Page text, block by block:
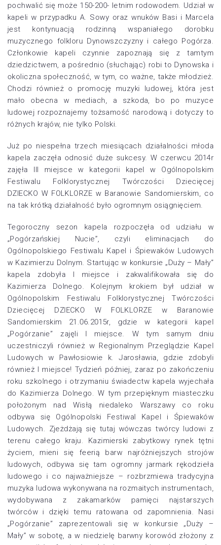
pochwalić się może 150-200- letnim rodowodem. Udział w
kapeli w przypadku A. Sowy oraz wnuków Basi i Marcela
jest kontynuacją rodzinną wspaniałego dorobku
muzycznego folkloru Dynowszczyzny i całego Pogórza.
Członkowie kapeli czynnie zapoznają się z tamtym
dziedzictwem, a pośrednio (słuchając) robi to Dynowska i
okoliczna społeczność, w tym, co ważne, także młodzież.
Chodzi również o promocję muzyki ludowej, która jest
mało obecna w mediach, a szkoda, bo po muzyce
ludowej rozpoznajemy tożsamość narodową i dotyczy to
różnych krajów, nie tylko Polski.
Już po niespełna trzech miesiącach działalności młoda
kapela zaczęła odnosić duże sukcesy. W czerwcu 2014r
zajęła III miejsce w kategorii kapel w Ogólnopolskim
Festiwalu Folklorystycznej Twórczości Dziecięcej
DZIECKO W FOLKLORZE w Baranowie Sandomierskim, co
na tak krótką działalność było ogromnym osiągnięciem.
Tegoroczny sezon kapela rozpoczęła od udziału w
„Pogórzańskiej Nucie”, czyli eliminacjach do
Ogólnopolskiego Festiwalu Kapel i Śpiewaków Ludowych
w Kazimierzu Dolnym. Startując w konkursie „Duży – Mały”
kapela zdobyła I miejsce i zakwalifikowała się do
Kazimierza Dolnego. Kolejnym krokiem był udział w
Ogólnopolskim Festiwalu Folklorystycznej Twórczości
Dziecięcej DZIECKO W FOLKLORZE w Baranowie
Sandomierskim 21.06.2015r, gdzie w kategorii kapel
„Pogórzanie” zajęli I miejsce. W tym samym dniu
uczestniczyli również w Regionalnym Przeglądzie Kapel
Ludowych w Pawłosiowie k. Jarosławia, gdzie zdobyli
również I miejsce! Tydzień później, zaraz po zakończeniu
roku szkolnego i otrzymaniu świadectw kapela wyjechała
do Kazimierza Dolnego. W tym przepięknym miasteczku
położonym nad Wisłą niedaleko Warszawy co roku
odbywa się Ogólnopolski Festiwal Kapel i Śpiewaków
Ludowych. Zjeżdżają się tutaj wówczas twórcy ludowi z
terenu całego kraju. Kazimierski zabytkowy rynek tętni
życiem, mieni się feerią barw najróżniejszych strojów
ludowych, odbywa się tam ogromny jarmark rękodzieła
ludowego i co najważniejsze – rozbrzmiewa tradycyjna
muzyka ludowa wykonywana na rozmaitych instrumentach,
wydobywana z zakamarków pamięci najstarszych
twórców i dzięki temu ratowana od zapomnienia. Nasi
„Pogórzanie” zaprezentowali się w konkursie „Duży –
Mały” w sobotę, a w niedzielę barwny korowód złożony z